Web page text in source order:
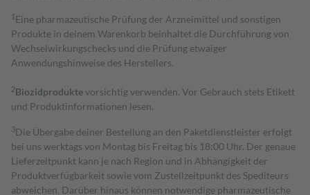
1 Eine pharmazeutische Prüfung der Arzneimittel und sonstigen
Produkte in deinem Warenkorb beinhaltet die Durchführung von
Wechselwirkungschecks und die Prüfung etwaiger
Anwendungshinweise des Herstellers.
2Biozidproduktevorsichtig verwenden. Vor Gebrauch stets Etikett
und Produktinformationen lesen.
3Die Übergabe deiner Bestellung an den Paketdienstleister erfolgt
bei uns werktags von Montag bis Freitag bis 18:00 Uhr. Der genaue
Lieferzeitpunkt kann je nach Region und in Abhängigkeit der
Produktverfügbarkeit sowie vom Zustellzeitpunkt des Spediteurs
abweichen. Darüber hinaus können notwendige pharmazeutische